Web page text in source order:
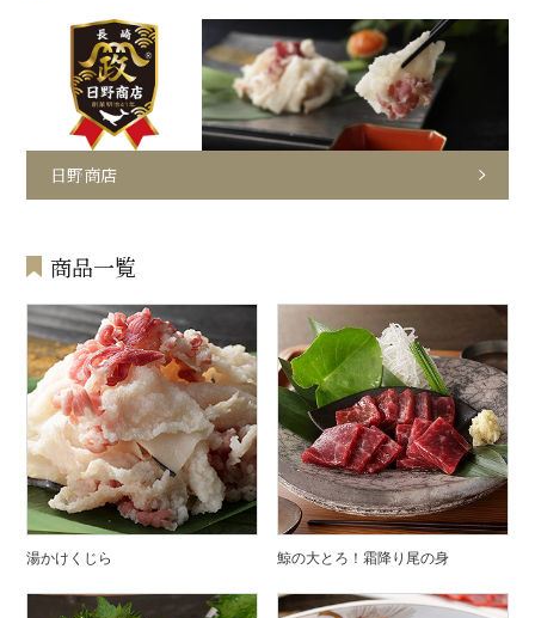
日野商店
商品一覧
湯かけくじら 鯨の大とろ！霜降り尾の身